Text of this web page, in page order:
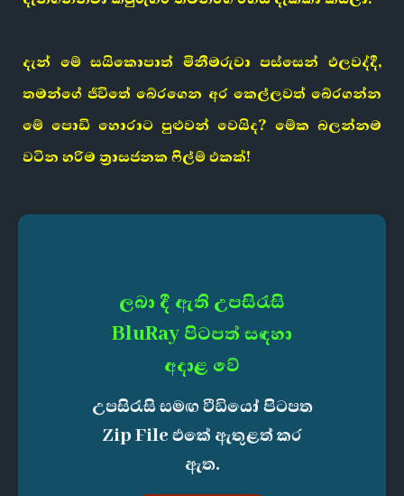
දැන් මේ සයිකොපාත් මිනීමරුවා පස්සෙන් එලවද්දී,
තමන්ගේ ජීවිතේ බේරගෙන අර කෙල්ලවත් බේරගන්න
මේ පොඩි හොරාට පුළුවන් වෙයිද? මේක බලන්නම
වටින හරිම ත්‍රාසජනක ෆිල්ම් එකක්!
ලබා දී ඇති උපසිරැසි
BluRay පිටපත් සඳහා
අදාළ වේ
උපසිරැසි සමඟ වීඩියෝ පිටපත
Zip File එකේ ඇතුළත් කර
ඇත.